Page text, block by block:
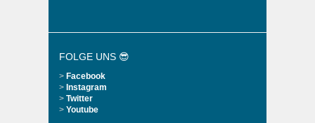
FOLGE UNS 😎
> Facebook
> Instagram
> Twitter
> Youtube